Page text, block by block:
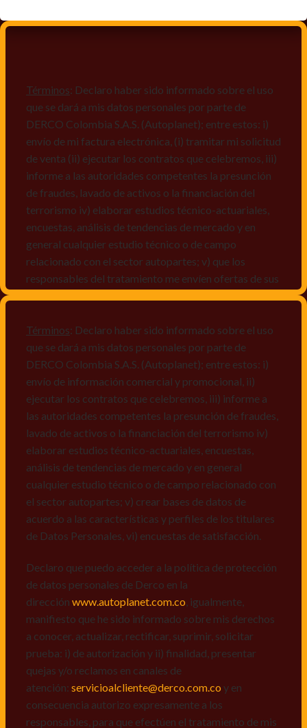
Términos: Declaro haber sido informado sobre el uso
que se dará a mis datos personales por parte de
DERCO Colombia S.A.S. (Autoplanet); entre estos: i)
envío de mi factura electrónica, (i) tramitar mi solicitud
de venta (ii) ejecutar los contratos que celebremos, iii)
informe a las autoridades competentes la presunción
de fraudes, lavado de activos o la financiación del
terrorismo iv) elaborar estudios técnico-actuariales,
encuestas, análisis de tendencias de mercado y en
general cualquier estudio técnico o de campo
relacionado con el sector autopartes; v) que los
responsables del tratamiento me envíen ofertas de sus
mismos, vi) crear bases de datos de acuerdo a las
características y perfiles de los titulares de Datos
Personales, v) encuestas de satisfacción, vi) reportes
recall.
Declaro que puedo acceder a la política de protección
de datos personales de Derco en la
direcciónwww.autoplanet.com.co, igualmente,
manifiesto que he sido informado sobre mis derechos
a conocer, actualizar, rectificar, suprimir, solicitar
prueba: i) de autorización y ii) finalidad, presentar
quejas y/o reclamos en canales de
atención: servicioalcliente@derco.com.coy en
responsables, para que efectúen el tratamiento de mis
datos conforme lo expuesto.
Términos: Declaro haber sido informado sobre el uso
que se dará a mis datos personales por parte de
DERCO Colombia S.A.S. (Autoplanet); entre estos: i)
envío de información comercial y promocional, ii)
ejecutar los contratos que celebremos, iii) informe a
las autoridades competentes la presunción de fraudes,
lavado de activos o la financiación del terrorismo iv)
elaborar estudios técnico-actuariales, encuestas,
análisis de tendencias de mercado y en general
cualquier estudio técnico o de campo relacionado con
el sector autopartes; v) crear bases de datos de
acuerdo a las características y perfiles de los titulares
de Datos Personales, vi) encuestas de satisfacción.
Declaro que puedo acceder a la política de protección
de datos personales de Derco en la
dirección www.autoplanet.com.co , igualmente,
manifiesto que he sido informado sobre mis derechos
a conocer, actualizar, rectificar, suprimir, solicitar
prueba: i) de autorización y ii) finalidad, presentar
quejas y/o reclamos en canales de
atención: servicioalcliente@derco.com.co y en
consecuencia autorizo expresamente a los
responsables, para que efectúen el tratamiento de mis